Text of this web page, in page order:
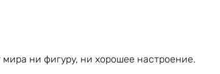
мира ни фигуру, ни хорошее настроение.